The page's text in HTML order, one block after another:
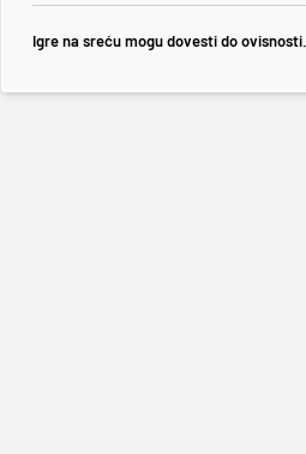
Igre na sreću mogu dovesti do